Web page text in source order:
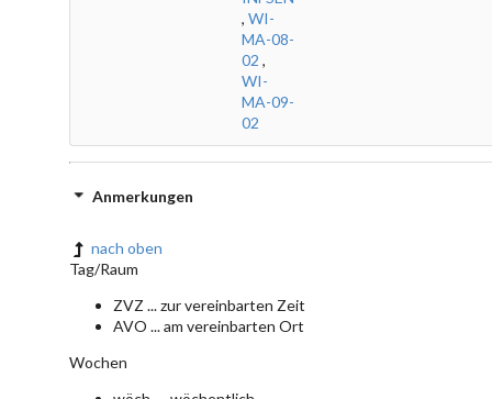
, WI-
MA-08-
02 ,
WI-
MA-09-
02
Anmerkungen
nach oben
Tag/Raum
ZVZ ... zur vereinbarten Zeit
AVO ... am vereinbarten Ort
Wochen